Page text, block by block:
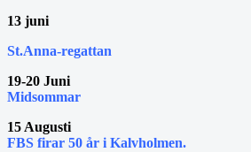
13 juni
St.Anna-regattan
19-20 Juni
Midsommar
15 Augusti
FBS firar 50 år i Kalvholmen.